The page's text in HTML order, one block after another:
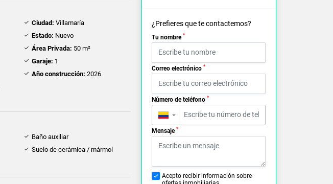
Ciudad: Villamaría
Estado: Nuevo
Área Privada: 50 m²
Garaje: 1
Año construcción: 2026
Baño auxiliar
Suelo de cerámica / mármol
¿Prefieres que te contactemos?
Tu nombre *
Correo electrónico *
Número de teléfono *
▼
Mensaje *
Acepto recibir información sobre